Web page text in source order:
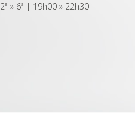
2ª » 6ª | 19h00 » 22h30